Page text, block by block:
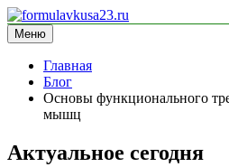
Перейти
к
содержимому
formulavkusa23.ru
блог про спорт
Меню
Главная
Блог
Основы функционального
мышц
Актуальное сегодня